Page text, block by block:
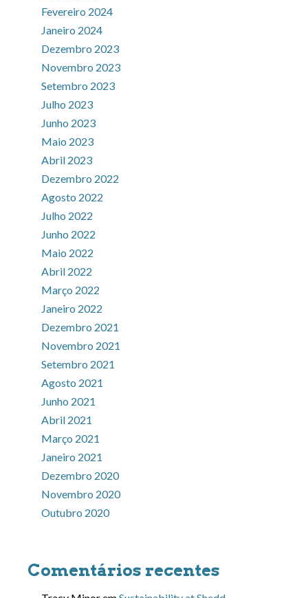
Fevereiro 2024
Janeiro 2024
Dezembro 2023
Novembro 2023
Setembro 2023
Julho 2023
Junho 2023
Maio 2023
Abril 2023
Dezembro 2022
Agosto 2022
Julho 2022
Junho 2022
Maio 2022
Abril 2022
Março 2022
Janeiro 2022
Dezembro 2021
Novembro 2021
Setembro 2021
Agosto 2021
Junho 2021
Abril 2021
Março 2021
Janeiro 2021
Dezembro 2020
Novembro 2020
Outubro 2020
Comentários recentes